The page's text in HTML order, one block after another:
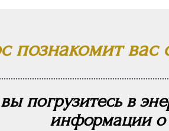
познакомит вас
погрузитесь в
информации о